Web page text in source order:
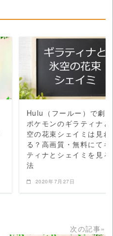
READ MORE
Hulu（フールー）で劇
ポケモンのギラティナと
空の花束シェイミは見れ
る？高画質・無料にてギ
ティナとシェイミを見る
法
2020年7月27日
次の記事»